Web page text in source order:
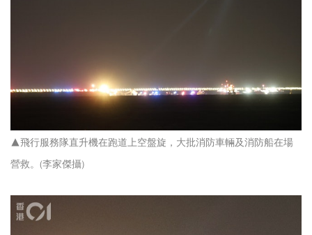
▲飛行服務隊直升機在跑道上空盤旋，大批消防車輛及消防船在場
營救。(李家傑攝)